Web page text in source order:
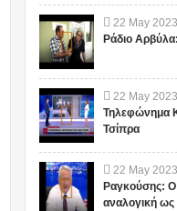
22 May 2023
Ράδιο
22 May 2023
Τηλεφώνημα
Τσίπρα
22 May 2023
Ραγκούσης: Ο
αναλογική